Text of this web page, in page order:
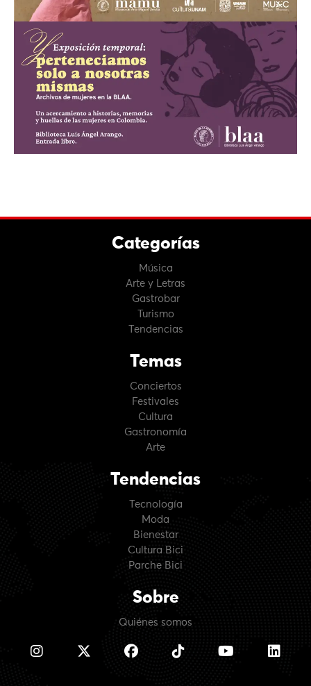
Categorías
Música
Arte y Letras
Gastrobar
Turismo
Tendencias
Temas
Conciertos
Festivales
Cultura
Gastronomía
Arte
Tendencias
Tecnología
Moda
Bienestar
Cultura Bici
Parche Bici
Sobre
Quiénes somos